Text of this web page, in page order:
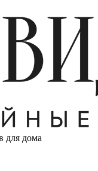
для дома